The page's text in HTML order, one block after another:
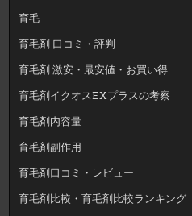
育毛
育毛剤 口コミ・評判
育毛剤 激安・最安値・お買い得
育毛剤イクオスEXプラスの考察
育毛剤内容量
育毛剤副作用
育毛剤口コミ・レビュー
育毛剤比較・育毛剤比較ランキング